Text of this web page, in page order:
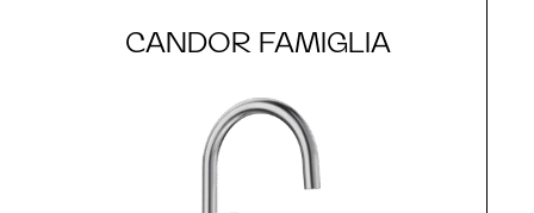
CANDOR FAMIGLIA